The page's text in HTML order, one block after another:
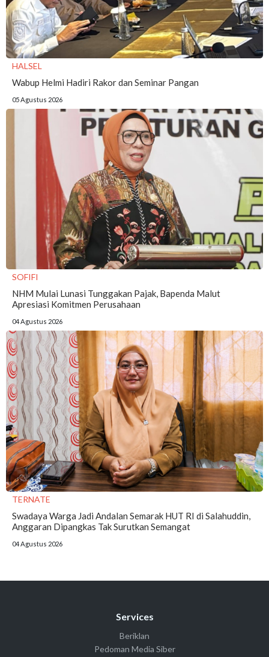
HALSEL
Wabup Helmi Hadiri Rakor dan Seminar Pangan
05 Agustus 2026
SOFIFI
NHM Mulai Lunasi Tunggakan Pajak, Bapenda Malut
Apresiasi Komitmen Perusahaan
04 Agustus 2026
TERNATE
Swadaya Warga Jadi Andalan Semarak HUT RI di Salahuddin,
Anggaran Dipangkas Tak Surutkan Semangat
04 Agustus 2026
Services
Beriklan
Pedoman Media Siber